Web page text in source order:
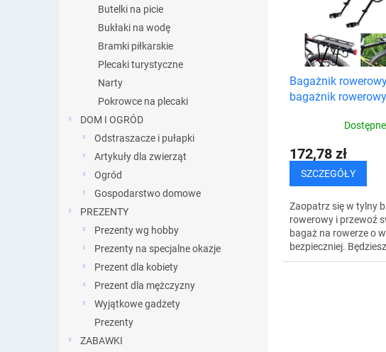
Butelki na picie
Bukłaki na wodę
Bramki piłkarskie
Plecaki turystyczne
Narty
Pokrowce na plecaki
DOM I OGRÓD
Odstraszacze i pułapki
Artykuły dla zwierząt
Ogród
Gospodarstwo domowe
PREZENTY
Prezenty wg hobby
Prezenty na specjalne okazje
Prezent dla kobiety
Prezent dla mężczyzny
Wyjątkowe gadżety
Prezenty
ZABAWKI
w
Bagażnik
bagażnik
Dostępne
172,78 zł
SZCZEGÓŁY
Zaopatrz się w tylny
rowerowy i przewoź
bagaż na rowerze o
bezpieczniej.
cieszyć się bardziej